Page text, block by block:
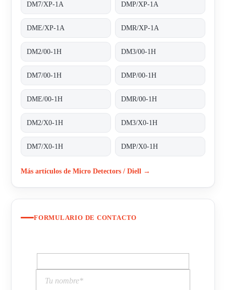
DM7/XP-1A DMP/XP-1A
DME/XP-1A DMR/XP-1A
DM2/00-1H DM3/00-1H
DM7/00-1H DMP/00-1H
DME/00-1H DMR/00-1H
DM2/X0-1H DM3/X0-1H
DM7/X0-1H DMP/X0-1H
Más artículos de Micro Detectors / Diell →
FORMULARIO DE CONTACTO